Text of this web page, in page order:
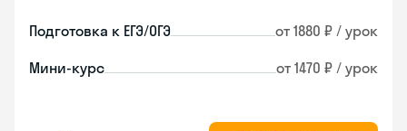
Подготовка к ЕГЭ/ОГЭ от 1880 ₽ / урок
Мини-курс от 1470 ₽ / урок